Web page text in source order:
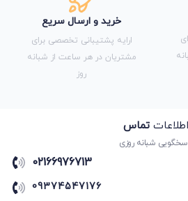
خرید و ارسال سریع
ارایه پشتیبانی تخصصی برای
مشتریان در هر ساعت از شبانه
روز
اطلاعات تماس
شبانه روزی
02166976713
09374547176